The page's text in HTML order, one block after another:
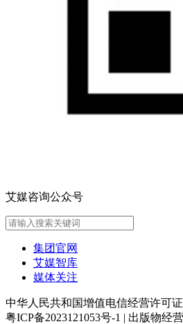
艾媒咨询公众号
集团官网
艾媒智库
媒体关注
中华人民共和国增值电信经营许可
粤ICP备2023121053号-1 | 出版物经